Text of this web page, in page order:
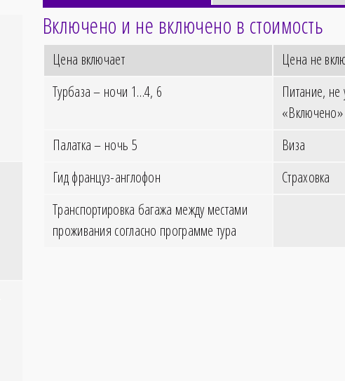
Включено и не включено в стоимость
Цена включает
Цена не
Турбаза – ночи 1…4, 6
Питание, не
«Включено»
Палатка – ночь 5
Виза
Гид француз-англофон
Страховка
Транспортировка багажа между местами
проживания согласно программе тура